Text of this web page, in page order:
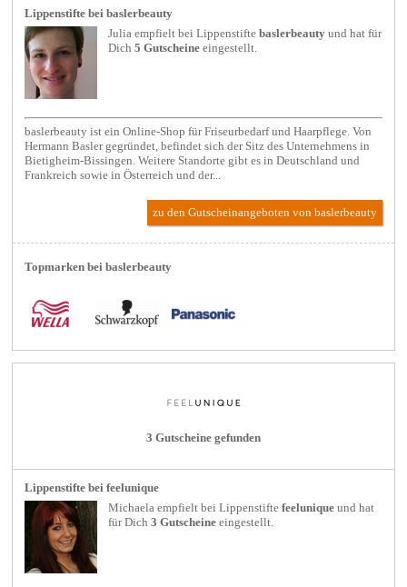
Lippenstifte bei baslerbeauty
Julia empfielt beiLippenstifte baslerbeauty und hat für
Dich5 Gutscheine eingestellt.
baslerbeauty ist ein Online-Shop für Friseurbedarf und Haarpflege. Von
Hermann Basler gegründet, befindet sich der Sitz des Unternehmens in
Bietigheim-Bissingen. Weitere Standorte gibt es in Deutschland und
Frankreich sowie in Österreich und der...
zu den Gutscheinangeboten von baslerbeauty
Topmarken bei baslerbeauty
3 Gutscheine gefunden
Lippenstifte bei feelunique
Michaela empfielt beiLippenstifte feelunique und hat
für Dich3 Gutscheine eingestellt.